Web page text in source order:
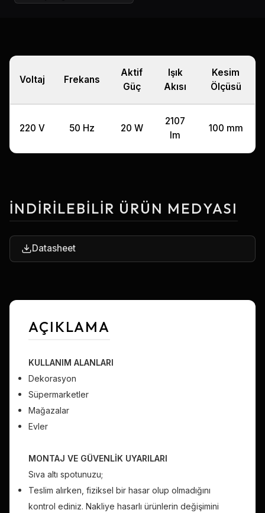
Voltaj Frekans
Aktif
Güç
Işık
Akısı
Kesim
Ölçüsü
220 V 50 Hz 20 W
2107
lm
100 mm
İNDIRILEBILIR ÜRÜN MEDYASI
Datasheet
AÇIKLAMA
KULLANIM ALANLARI
Dekorasyon
Süpermarketler
Mağazalar
Evler
MONTAJ VE GÜVENLİK UYARILARI
Sıva altı spotunuzu;
Teslim alırken, fiziksel bir hasar olup olmadığını
kontrol ediniz. Nakliye hasarlı ürünlerin değişimini